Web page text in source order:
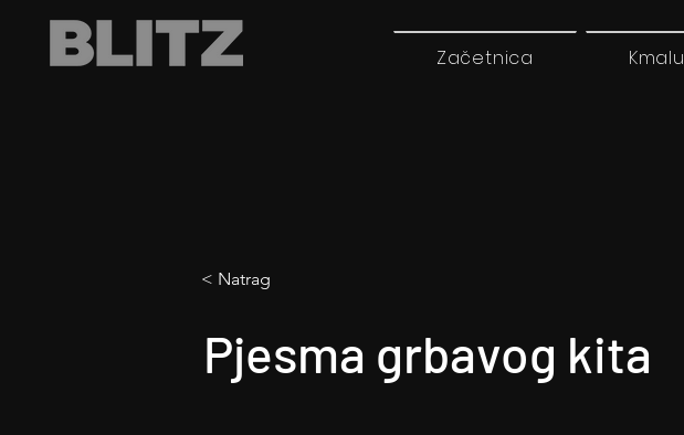
Začetnica Kmalu
< Natrag
Pjesma grbavog kita